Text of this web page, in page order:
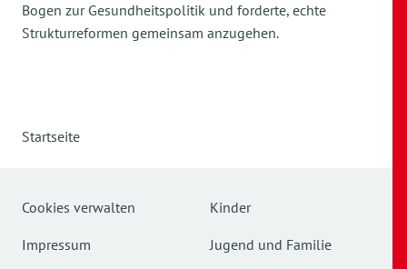
Bogen zur Gesundheitspolitik und forderte, echte
Strukturreformen gemeinsam anzugehen.
Startseite
Cookies verwalten
Impressum
Kinder
Jugend und Familie